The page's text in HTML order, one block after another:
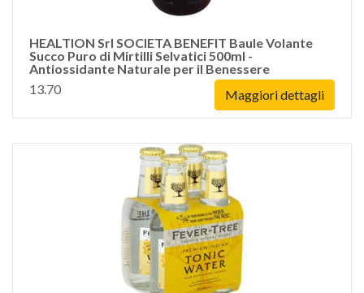
HEALTION Srl SOCIETA BENEFIT Baule Volante
Succo Puro di Mirtilli Selvatici 500ml -
Antiossidante Naturale per il Benessere
13.70
Maggiori dettagli